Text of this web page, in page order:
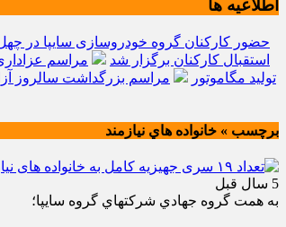
اطلاعیه ها
حضور کارکنان گروه خودروسازی سایپا در
استقبال کارکنان برگزار شد
مراسم
تولید مگاموتور
مراسم بزرگداشت سالروز
برچسب » خانواده هاي نيازمند
5 سال قبل
به همت گروه جهادي شركتهاي گروه سايپا؛